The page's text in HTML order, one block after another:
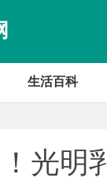
生活百科
光明